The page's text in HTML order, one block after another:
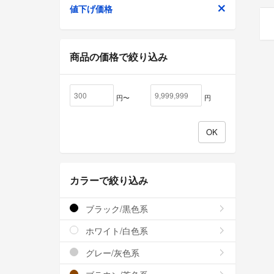
値下げ価格
商品の価格で絞り込み
円〜 円
カラーで絞り込み
ブラック/黒色系
ホワイト/白色系
グレー/灰色系